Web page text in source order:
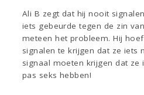
Ali B zegt dat hij nooit
iets gebeurde tegen de zin
meteen het probleem. Hij
signalen te krijgen dat ze iets
signaal moeten krijgen dat ze
pas seks hebben!